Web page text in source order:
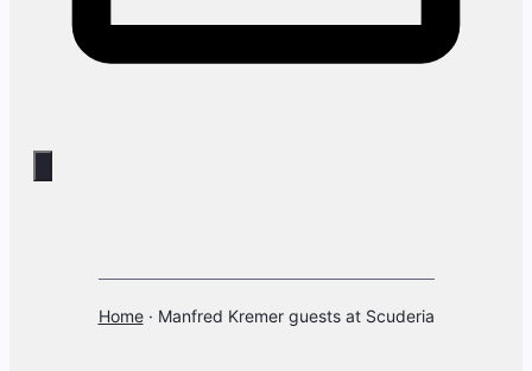
Home· Manfred Kremer guests at Scuderia